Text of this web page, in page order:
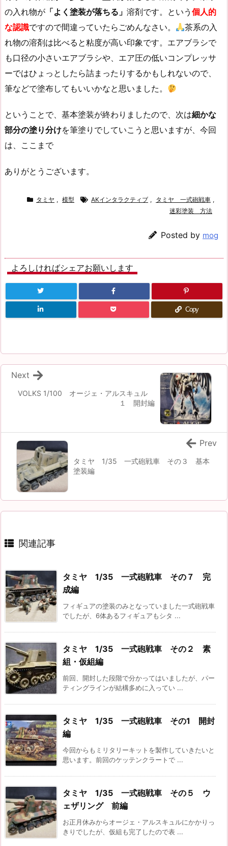
の入れ物が 「よく塗装が落ちる」 溶剤です。という 個人的
な認識ですので間違っていたらごめんなさい。
茶系の入
れ物の溶剤は比べると粘度が高い印象です。エアブラシで
も口径の小さいエアブラシや、エア圧の低いコンプレッサ
ーではひょっとしたら詰まったりするかもしれないので、
筆などで塗布してもいいかなと思いました。
ということで、基本塗装が終わりましたので、次は細かな
部分の塗り分けを筆塗りでしていこうと思いますが、今回
は、ここまで
ありがとうございます。
タミヤ , 模型 AKインタラクティブ , タミヤ 一式砲戦車 ,
迷彩塗装 方法
Posted by mog
よろしければシェアお願いします
Copy
VOLKS 1/100 オージェ・アルスキュル
１ 開封編
Next
タミヤ 1/35 一式砲戦車 その３ 基本
塗装編
Prev
関連記事
タミヤ 1/35 一式砲戦車 その７ 完
成編
フィギュアの塗装のみとなっていました一式砲戦車
でしたが、6体あるフィギュアもシタ ...
タミヤ 1/35 一式砲戦車 その２ 素
組・仮組編
前回、開封した段階で分かってはいましたが、パー
ティングラインが結構多めに入ってい ...
タミヤ 1/35 一式砲戦車 その1 開封
編
今回からもミリタリーキットを製作していきたいと
思います。前回のケッテンクラートで ...
タミヤ 1/35 一式砲戦車 その５ ウ
ェザリング 前編
お正月休みからオージェ・アルスキュルにかかりっ
きりでしたが、仮組も完了したので表 ...